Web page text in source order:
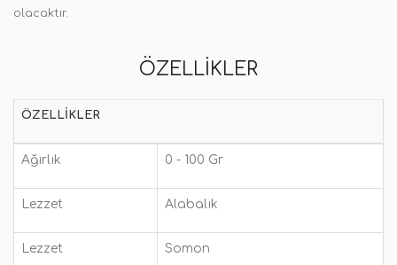
olacaktır.
ÖZELLIKLER
ÖZELLIKLER
Ağırlık 0 - 100 Gr
Lezzet Alabalık
Lezzet Somon